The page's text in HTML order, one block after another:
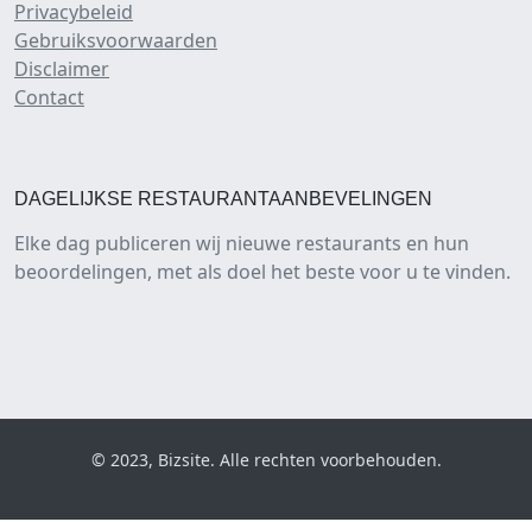
Privacybeleid
Gebruiksvoorwaarden
Disclaimer
Contact
DAGELIJKSE RESTAURANTAANBEVELINGEN
Elke dag publiceren wij nieuwe restaurants en hun
beoordelingen, met als doel het beste voor u te vinden.
© 2023, Bizsite. Alle rechten voorbehouden.